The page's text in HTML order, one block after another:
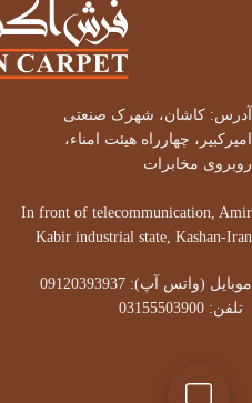
آدرس: کاشان، شهرک صنعتی
امیرکبیر، چهارراه هیئت امناء،
روبروی مخابرات
In front of telecommunication, Amir
Kabir industrial state, Kashan-Iran
تلفن: 03155503900